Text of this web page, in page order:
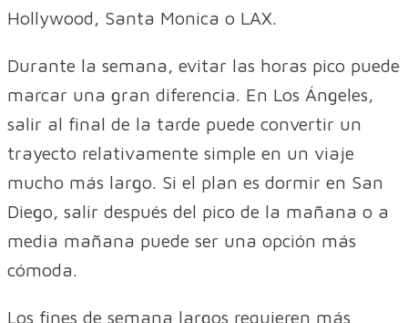
Hollywood, Santa Monica o LAX.
Durante la semana, evitar las horas pico puede
marcar una gran diferencia. En Los Ángeles,
salir al final de la tarde puede convertir un
trayecto relativamente simple en un viaje
mucho más largo. Si el plan es dormir en San
Diego, salir después del pico de la mañana o a
media mañana puede ser una opción más
cómoda.
Los fines de semana largos requieren más